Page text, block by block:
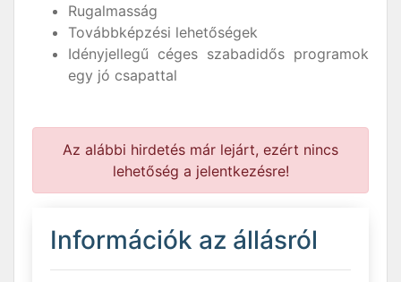
Rugalmasság
Továbbképzési lehetőségek
Idényjellegű céges szabadidős programok
egy jó csapattal
Az alábbi hirdetés már lejárt, ezért nincs
lehetőség a jelentkezésre!
Információk az állásról